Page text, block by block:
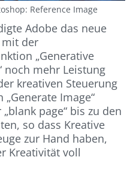
Reference Image
Adobe das neue
mit der
„Generative
noch mehr Leistung
kreativen Steuerung
Image“
page“ bis zu den
so dass Kreative
zur Hand haben,
Kreativität voll